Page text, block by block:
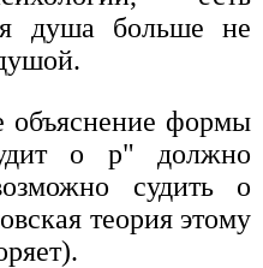
душа больше не
душой.
объяснение формы
о р" должно
судить о
теория этому